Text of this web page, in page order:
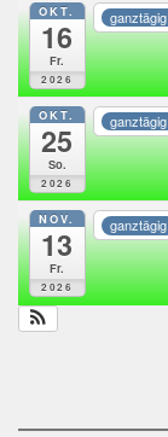
OKT.
16
Fr.
2026
ganztägig
OKT.
25
So.
2026
ganztägig
NOV.
13
Fr.
2026
ganztägig